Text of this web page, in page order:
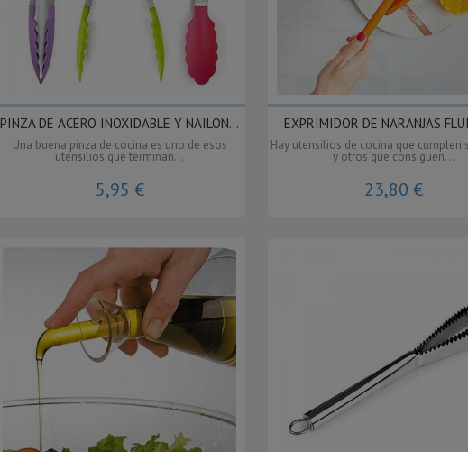
PINZA DE ACERO INOXIDABLE Y NAILON...
Una buena pinza de cocina es uno de esos
utensilios que terminan...
5,95 €
EXPRIMIDOR DE NARANJAS
Hay utensilios de cocina que cumplen
y otros que consiguen...
23,80 €